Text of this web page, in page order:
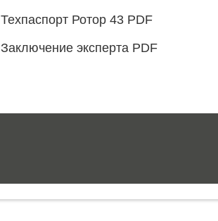
Техпаспорт Ротор 43 PDF
Заключение эксперта PDF